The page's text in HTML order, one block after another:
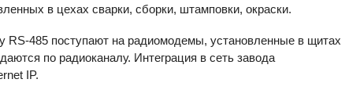
в цехах сварки, сборки, штамповки, окраски.
RS-485 поступают на радиомодемы, установленные в щитах
по радиоканалу. Интеграция в сеть завода
IP.